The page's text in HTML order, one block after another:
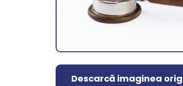
Descarcă imaginea